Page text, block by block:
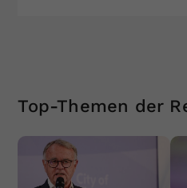
Top-Themen der